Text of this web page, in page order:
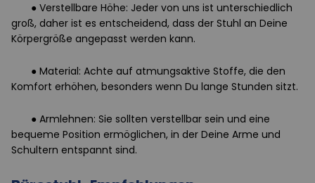
● Verstellbare Höhe: Jeder von uns ist unterschiedlich
groß, daher ist es entscheidend, dass der Stuhl an Deine
Körpergröße angepasst werden kann.
● Material: Achte auf atmungsaktive Stoffe, die den
Komfort erhöhen, besonders wenn Du lange Stunden sitzt.
● Armlehnen: Sie sollten verstellbar sein und eine
bequeme Position ermöglichen, in der Deine Arme und
Schultern entspannt sind.